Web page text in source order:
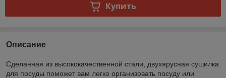
Купить
Описание
Сделанная из высококачественной стали, двухярусная сушилка
для посуды поможет вам легко организовать посуду или